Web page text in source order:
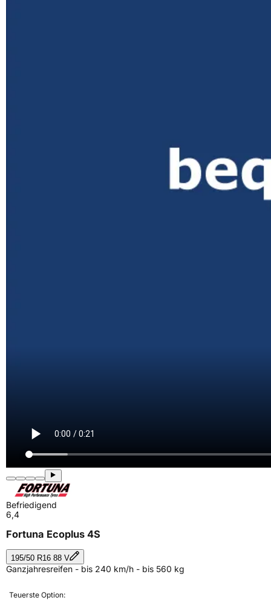
Befriedigend
6,4
Fortuna Ecoplus 4S
195/50 R16 88 V
Ganzjahresreifen - bis 240 km/h - bis 560 kg
Teuerste Option: